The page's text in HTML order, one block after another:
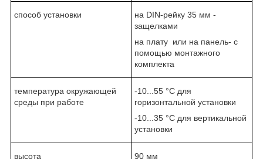
способ установки
на DIN-рейку 35 мм -
защелками
на плату или на панель- с
помощью монтажного
комплекта
температура окружающей
среды при работе
-10...55 °C для
горизонтальной установки
-10...35 °C для вертикальной
установки
высота 90 мм